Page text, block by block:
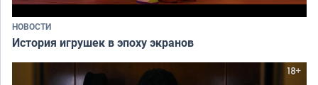
НОВОСТИ
История игрушек в эпоху экранов